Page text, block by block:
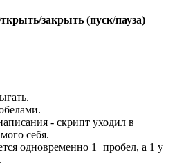
закрыть (пуск/пауза)
- скрипт уходил в
себя.
одновременно 1+пробел, а 1 у